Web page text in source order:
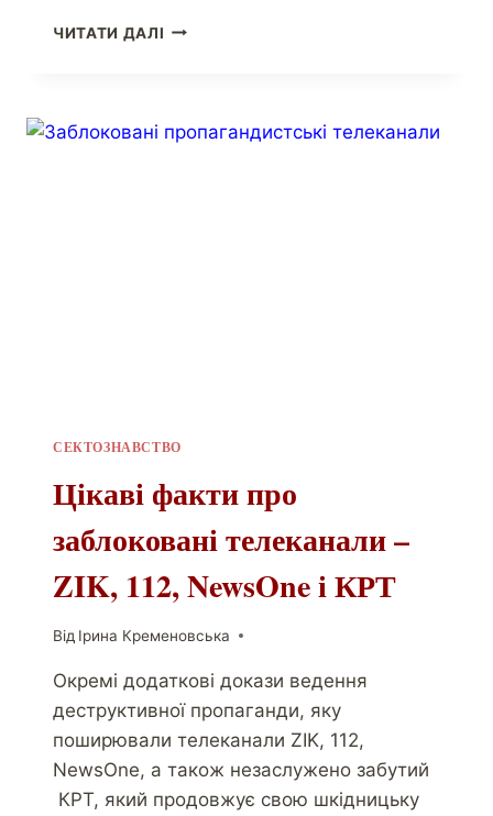
ЧИТАТИ ДАЛІ
СЕКТОЗНАВСТВО
Цікаві факти про
заблоковані телеканали –
ZIK, 112, NewsOne і КРТ
Від Ірина Кременовська
Окремі додаткові докази ведення
деструктивної пропаганди, яку
поширювали телеканали ZIK, 112,
NewsOne, а також незаслужено забутий
КРТ, який продовжує свою шкідницьку